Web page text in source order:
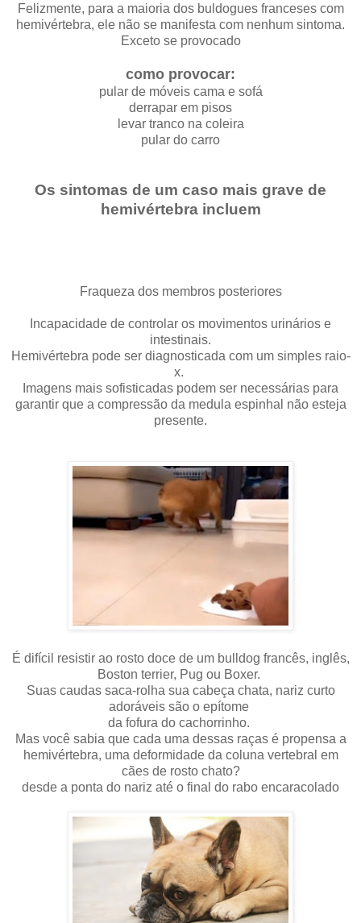
Felizmente, para a maioria dos buldogues franceses com
hemivértebra, ele não se manifesta com nenhum sintoma.
Exceto se provocado
como provocar:
pular de móveis cama e sofá
derrapar em pisos
levar tranco na coleira
pular do carro
Os sintomas de um caso mais grave de
hemivértebra incluem
Fraqueza dos membros posteriores
Incapacidade de controlar os movimentos urinários e
intestinais.
Hemivértebra pode ser diagnosticada com um simples raio-
x.
Imagens mais sofisticadas podem ser necessárias para
garantir que a compressão da medula espinhal não esteja
presente.
É difícil resistir ao rosto doce de um bulldog francês, inglês,
Boston terrier, Pug ou Boxer.
Suas caudas saca-rolha ​​sua cabeça chata, nariz curto
adoráveis são o epítome
da fofura do cachorrinho.
Mas você sabia que cada uma dessas raças é propensa a
hemivértebra, uma deformidade da coluna vertebral em
cães de rosto chato?
desde a ponta do nariz até o final do rabo encaracolado